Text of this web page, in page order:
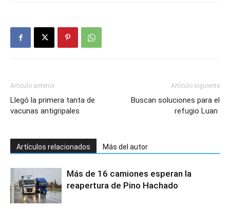
Artículo anterior
Llegó la primera tanta de
vacunas antigripales
Artículo siguiente
Buscan soluciones para el
refugio Luan
Artículos relacionados Más del autor
Más de 16 camiones esperan la
reapertura de Pino Hachado